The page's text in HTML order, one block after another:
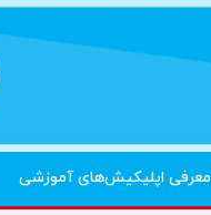
معرفی اپلیکیش‌های آموزشی